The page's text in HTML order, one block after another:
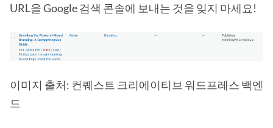
URL을 Google 검색 콘솔에 보내는 것을 잊지 마세요!
이미지 출처: 컨퀘스트 크리에이티브 워드프레스 백엔
드